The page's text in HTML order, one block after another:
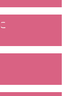
ビス
士